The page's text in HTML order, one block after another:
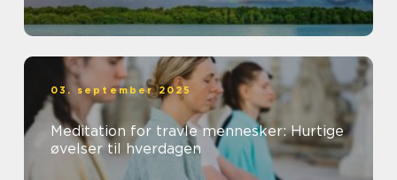
03. september 2025
Meditation for travle mennesker: Hurtige
øvelser til hverdagen